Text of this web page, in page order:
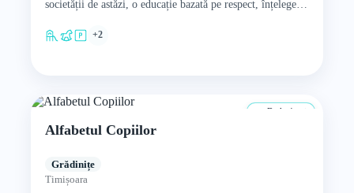
societății de astăzi, o educație bazată pe respect, înțelegere,
+2
De la 4 ani
Alfabetul Copiilor
Grădinițe
Timișoara